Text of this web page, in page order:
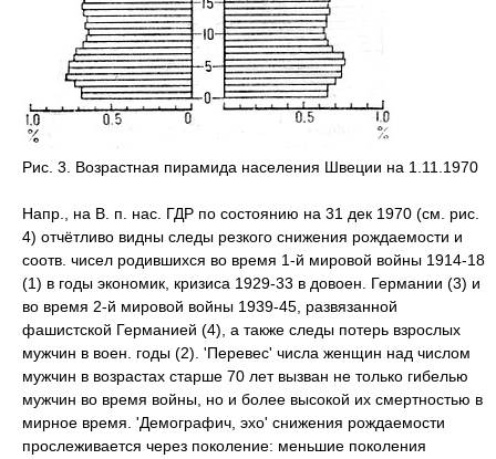
Рис. 3. Возрастная пирамида населения Швеции на 1.11.1970
Напр., на В. п. нас. ГДР по состоянию на 31 дек 1970 (см. рис.
4) отчётливо видны следы резкого снижения рождаемости и
соотв. чисел родившихся во время 1-й мировой войны 1914-18
(1) в годы экономик, кризиса 1929-33 в довоен. Германии (3) и
во время 2-й мировой войны 1939-45, развязанной
фашистской Германией (4), а также следы потерь взрослых
мужчин в воен. годы (2). 'Перевес' числа женщин над числом
мужчин в возрастах старше 70 лет вызван не только гибелью
мужчин во время войны, но и более высокой их смертностью в
мирное время. 'Демографич, эхо' снижения рождаемости
прослеживается через поколение: меньшие поколения